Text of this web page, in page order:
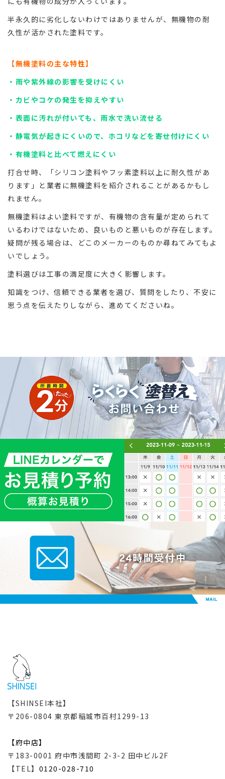
半永久的に劣化しないわけではありませんが、無機物の耐
久性が活かされた塗料です。
【無機塗料の主な特性】
・雨や紫外線の影響を受けにくい
・カビやコケの発生を抑えやすい
・表面に汚れが付いても、雨水で洗い流せる
・静電気が起きにくいので、ホコリなどを寄せ付けにくい
・有機塗料と比べて燃えにくい
打合せ時、「シリコン塗料やフッ素塗料以上に耐久性があ
ります」と業者に無機塗料を紹介されることがあるかもし
れません。
無機塗料はよい塗料ですが、有機物の含有量が定められて
いるわけではないため、良いものと悪いものが存在します。
疑問が残る場合は、どこのメーカーのものか尋ねてみてもよ
いでしょう。
塗料選びは工事の満足度に大きく影響します。
知識をつけ、信頼できる業者を選び、質問をしたり、不安に
思う点を伝えたりしながら、進めてくださいね。
【SHINSEI本社】
〒206-0804 東京都稲城市百村1299-13
【府中店】
〒183-0001 府中市浅間町 2-3-2 田中ビル2F
【TEL】 0120-028-710